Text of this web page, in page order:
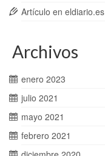
Artículo en eldiario.es
Archivos
enero 2023
julio 2021
mayo 2021
febrero 2021